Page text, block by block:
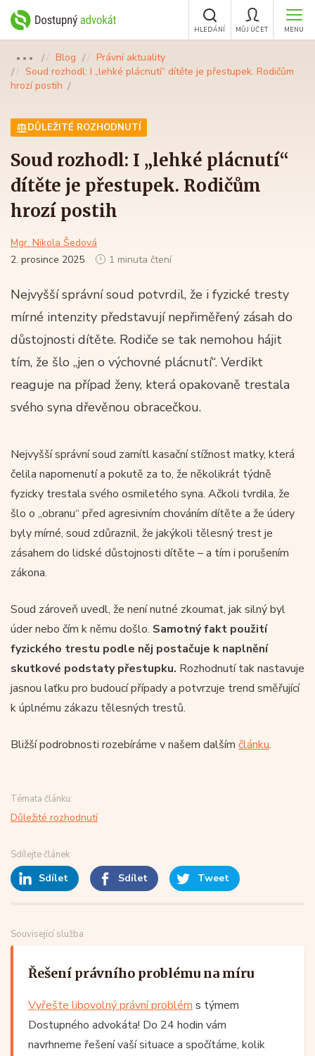
MENU
MŮJ ÚČET
HLEDÁNÍ
●●● Blog
Právní aktuality
Soud rozhodl: I „lehké plácnutí“ dítěte je přestupek. Rodičům
hrozí postih
DŮLEŽITÉ ROZHODNUTÍ
Soud rozhodl: I „lehké plácnutí“
dítěte je přestupek. Rodičům
hrozí postih
Mgr. Nikola Šedová
2. prosince 2025
1 minuta čtení
Nejvyšší správní soud potvrdil, že i fyzické tresty
mírné intenzity představují nepřiměřený zásah do
důstojnosti dítěte. Rodiče se tak nemohou hájit
tím, že šlo „jen o výchovné plácnutí“. Verdikt
reaguje na případ ženy, která opakovaně trestala
svého syna dřevěnou obracečkou.
Nejvyšší správní soud zamítl kasační stížnost matky, která
čelila napomenutí a pokutě za to, že několikrát týdně
fyzicky trestala svého osmiletého syna. Ačkoli tvrdila, že
šlo o „obranu“ před agresivním chováním dítěte a že údery
byly mírné, soud zdůraznil, že jakýkoli tělesný trest je
zásahem do lidské důstojnosti dítěte – a tím i porušením
zákona.
Soud zároveň uvedl, že není nutné zkoumat, jak silný byl
úder nebo čím k němu došlo. Samotný fakt použití
fyzického trestu podle něj postačuje k naplnění
skutkové podstaty přestupku. Rozhodnutí tak nastavuje
jasnou laťku pro budoucí případy a potvrzuje trend směřující
k úplnému zákazu tělesných trestů.
Bližší podrobnosti rozebíráme v našem dalším článku.
Témata článku:
Důležité rozhodnutí
Sdílejte článek
Sdílet Sdílet Tweet
Související služba
Řešení právního problému na míru
Vyřešte libovolný právní problém s týmem
Dostupného advokáta! Do 24 hodin vám
navrhneme řešení vaší situace a spočítáme, kolik